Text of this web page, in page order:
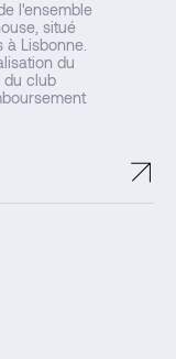
l'ensemble
situé
à Lisbonne.
du
du club
↗